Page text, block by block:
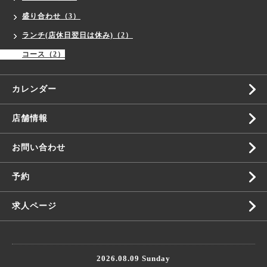
盛り合わせ（3）
ランチ(店休日翌日は休み)（2）
コース（2）
カレンダー
店舗情報
お問い合わせ
予約
求人ページ
2026.08.09 Sunday